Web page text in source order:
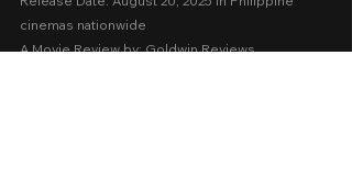
cinemas nationwide
A Movie Review by: Goldwin Reviews